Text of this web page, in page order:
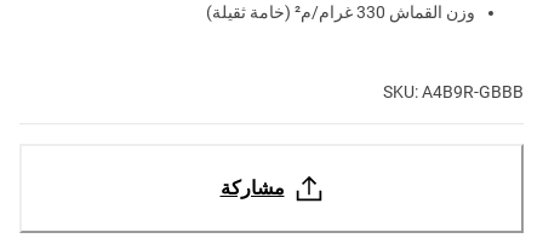
وزن القماش 330 غرام/م² (خامة ثقيلة)
SKU: A4B9R-GBBB
مشاركة